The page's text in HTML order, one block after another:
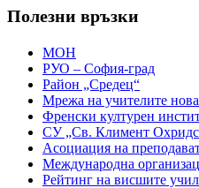
Полезни връзки
МОН
РУО – София-град
Район „Средец“
Мрежа на учителите
Френски културен
СУ „Св. Климент
Асоциация на
Международна
Рейтинг на висшите